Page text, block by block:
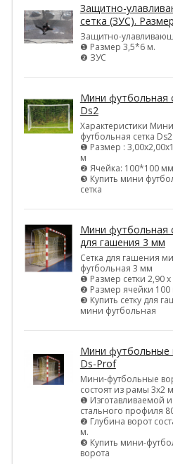
Защитно-
сетка (ЗУС).
Защитно-
❶ Размер 3,5*6 м.
❷ ЗУС
Мини футбольная
Ds2
Характеристики Мини
футбольная сетка Ds2
❶ Размер :
м
❷ Ячейка: 100*100 мм
❸ Купить мини
сетка
Мини футбольная
для гашения 3 мм
Сетка для гашения
футбольная 3 мм
❶ Размер сетки 2,90
❷ Размер ячейки
❸ Купить сетку для
мини футбольная
Мини футбольные
Ds-Prof
Мини-футбольные
состоят из рамы 3х2 м
❶ Изготавливаемой
стального профиля
❷ Глубина ворот
м.
❸ Купить мини-
ворота